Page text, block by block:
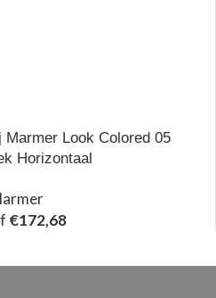
Look Colored 05
Horizontaal
€172,68